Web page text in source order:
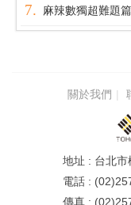
麻辣數獨超難題
關於我們
台北市